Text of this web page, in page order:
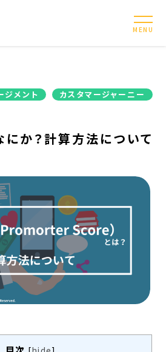
MENU
ジメント
カスタマージャーニー
か？計算方法について